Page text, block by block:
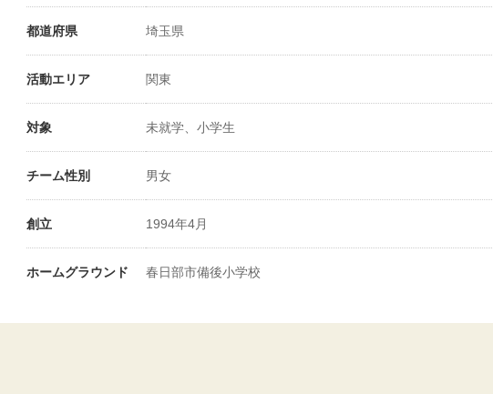
都道府県 埼玉県
活動エリア 関東
対象 未就学、小学生
チーム性別 男女
創立 1994年4月
ホームグラウンド 春日部市備後小学校